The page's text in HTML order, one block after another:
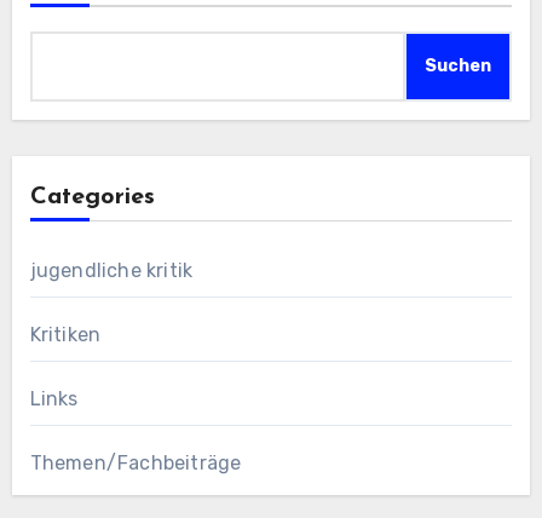
Suchen
Categories
jugendliche kritik
Kritiken
Links
Themen/Fachbeiträge